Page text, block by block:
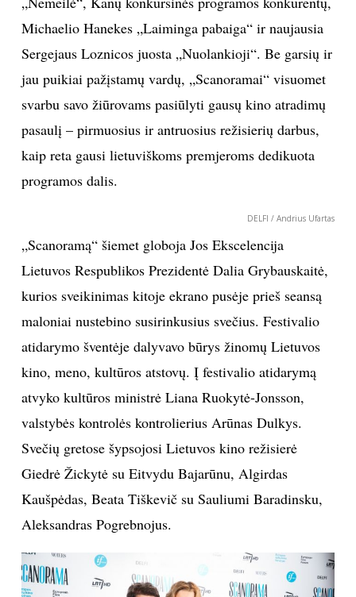
INTERJERAS
NAMAI
VIRTUVĖ
VAIKAI
KONTAKTAI
PRIVATUMO POLITIKA
Sekite mus:
PRENUMERUOK
NAUJIENLAIŠKĮ
Michaelio Hanekes „Laiminga pabaiga“ ir naujausia
Sergejaus Loznicos juosta „Nuolankioji“. Be garsių ir
jau puikiai pažįstamų vardų, „Scanoramai“ visuomet
svarbu savo žiūrovams pasiūlyti gausų kino atradimų
pasaulį – pirmuosius ir antruosius režisierių darbus,
kaip reta gausi lietuviškoms premjeroms dedikuota
programos dalis.
DELFI / Andrius Ufartas
„Scanoramą“ šiemet globoja Jos Ekscelencija
Lietuvos Respublikos Prezidentė Dalia Grybauskaitė,
kurios sveikinimas kitoje ekrano pusėje prieš seansą
maloniai nustebino susirinkusius svečius. Festivalio
atidarymo šventėje dalyvavo būrys žinomų Lietuvos
kino, meno, kultūros atstovų. Į festivalio atidarymą
atvyko kultūros ministrė Liana Ruokytė-Jonsson,
valstybės kontrolės kontrolierius Arūnas Dulkys.
Svečių gretose šypsojosi Lietuvos kino režisierė
Giedrė Žickytė su Eitvydu Bajarūnu, Algirdas
Kaušpėdas, Beata Tiškevič su Sauliumi Baradinsku,
Aleksandras Pogrebnojus.